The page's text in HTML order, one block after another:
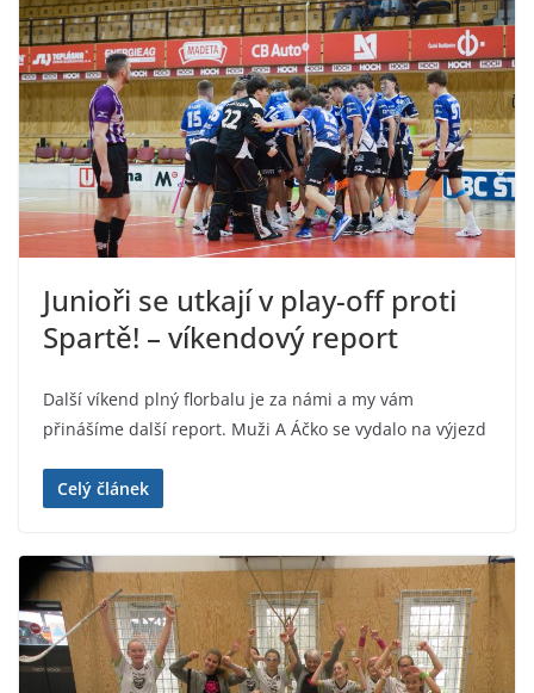
Junioři se utkají v play-off proti
Spartě! – víkendový report
Další víkend plný florbalu je za námi a my vám
přinášíme další report. Muži A Áčko se vydalo na výjezd
Celý článek